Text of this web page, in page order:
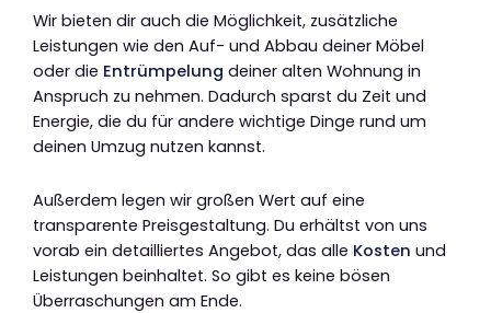
Wir bieten dir auch die Möglichkeit, zusätzliche
Leistungen wie den Auf- und Abbau deiner Möbel
oder die Entrümpelung deiner alten Wohnung in
Anspruch zu nehmen. Dadurch sparst du Zeit und
Energie, die du für andere wichtige Dinge rund um
deinen Umzug nutzen kannst.
Außerdem legen wir großen Wert auf eine
transparente Preisgestaltung. Du erhältst von uns
vorab ein detailliertes Angebot, das alle Kosten und
Leistungen beinhaltet. So gibt es keine bösen
Überraschungen am Ende.